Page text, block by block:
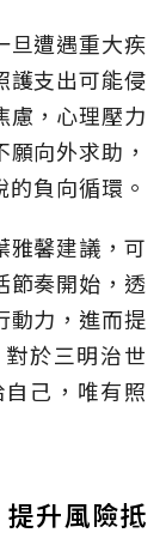
旦遭遇重大疾
護支出可能侵
慮，心理壓力
向外求助，
負向循環。
雅馨建議，可
節奏開始，透
動力，進而提
於三明治世
己，唯有照
提升風險抵